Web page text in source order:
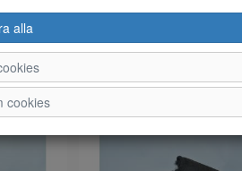
alla
cookies